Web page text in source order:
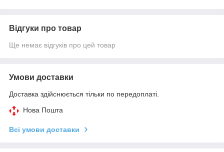
Відгуки про товар
Ще немає відгуків про цей товар
Умови доставки
Доставка здійснюється тільки по передоплаті.
Нова Пошта
Всі умови доставки